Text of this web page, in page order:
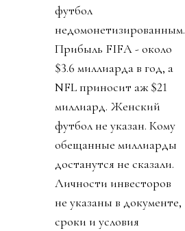
футбол
недомонетизированным.
Прибыль FIFA - около
$3.6 миллиарда в год, а
NFL приносит аж $21
миллиард. Женский
футбол не указан. Кому
обещанные миллиарды
достанутся не сказали.
Личности инвесторов
не указаны в документе,
сроки и условия